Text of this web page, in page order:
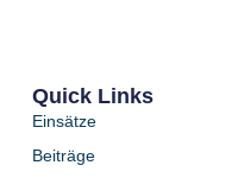
Quick Links
Einsätze
Beiträge